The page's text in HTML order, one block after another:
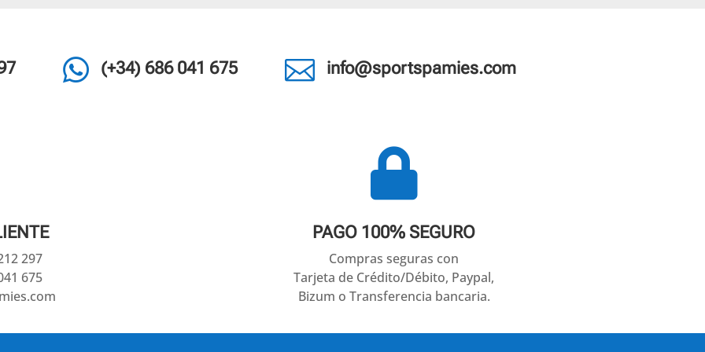
 (+34) 686 041 675  info@sportspamies.com
297
675

PAGO 100% SEGURO
Compras seguras con
Tarjeta de Crédito/Débito, Paypal,
Bizum o Transferencia bancaria.